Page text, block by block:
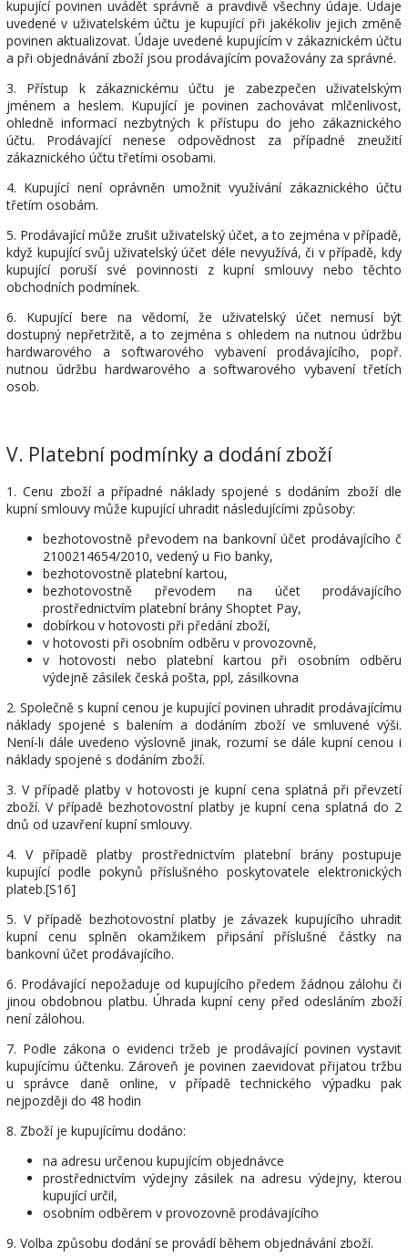
kupující povinen uvádět správně a pravdivě všechny údaje. Údaje
uvedené v uživatelském účtu je kupující při jakékoliv jejich změně
povinen aktualizovat. Údaje uvedené kupujícím v zákaznickém účtu
a při objednávání zboží jsou prodávajícím považovány za správné.
3. Přístup k zákaznickému účtu je zabezpečen uživatelským
jménem a heslem. Kupující je povinen zachovávat mlčenlivost,
ohledně informací nezbytných k přístupu do jeho zákaznického
účtu. Prodávající nenese odpovědnost za případné zneužití
zákaznického účtu třetími osobami.
4. Kupující není oprávněn umožnit využívání zákaznického účtu
třetím osobám.
5. Prodávající může zrušit uživatelský účet, a to zejména v případě,
když kupující svůj uživatelský účet déle nevyužívá, či v případě, kdy
kupující poruší své povinnosti z kupní smlouvy nebo těchto
obchodních podmínek.
6. Kupující bere na vědomí, že uživatelský účet nemusí být
dostupný nepřetržitě, a to zejména s ohledem na nutnou údržbu
hardwarového a softwarového vybavení prodávajícího, popř.
nutnou údržbu hardwarového a softwarového vybavení třetích
osob.
V. Platební podmínky a dodání zboží
1. Cenu zboží a případné náklady spojené s dodáním zboží dle
kupní smlouvy může kupující uhradit následujícími způsoby:
bezhotovostně převodem na bankovní účet prodávajícího č
2100214654/2010, vedený u Fio banky,
bezhotovostně platební kartou,
bezhotovostně převodem na účet prodávajícího
prostřednictvím platební brány Shoptet Pay,
dobírkou v hotovosti při předání zboží,
v hotovosti při osobním odběru v provozovně,
v hotovosti nebo platební kartou při osobním odběru
výdejně zásilek česká pošta, ppl, zásilkovna
2. Společně s kupní cenou je kupující povinen uhradit prodávajícímu
náklady spojené s balením a dodáním zboží ve smluvené výši.
Není-li dále uvedeno výslovně jinak, rozumí se dále kupní cenou i
náklady spojené s dodáním zboží.
3. V případě platby v hotovosti je kupní cena splatná při převzetí
zboží. V případě bezhotovostní platby je kupní cena splatná do 2
dnů od uzavření kupní smlouvy.
4. V případě platby prostřednictvím platební brány postupuje
kupující podle pokynů příslušného poskytovatele elektronických
plateb.[S16]
5. V případě bezhotovostní platby je závazek kupujícího uhradit
kupní cenu splněn okamžikem připsání příslušné částky na
bankovní účet prodávajícího.
6. Prodávající nepožaduje od kupujícího předem žádnou zálohu či
jinou obdobnou platbu. Úhrada kupní ceny před odesláním zboží
není zálohou.
7. Podle zákona o evidenci tržeb je prodávající povinen vystavit
kupujícímu účtenku. Zároveň je povinen zaevidovat přijatou tržbu
u správce daně online, v případě technického výpadku pak
nejpozději do 48 hodin
8. Zboží je kupujícímu dodáno:
na adresu určenou kupujícím objednávce
prostřednictvím výdejny zásilek na adresu výdejny, kterou
kupující určil,
osobním odběrem v provozovně prodávajícího
9. Volba způsobu dodání se provádí během objednávání zboží.